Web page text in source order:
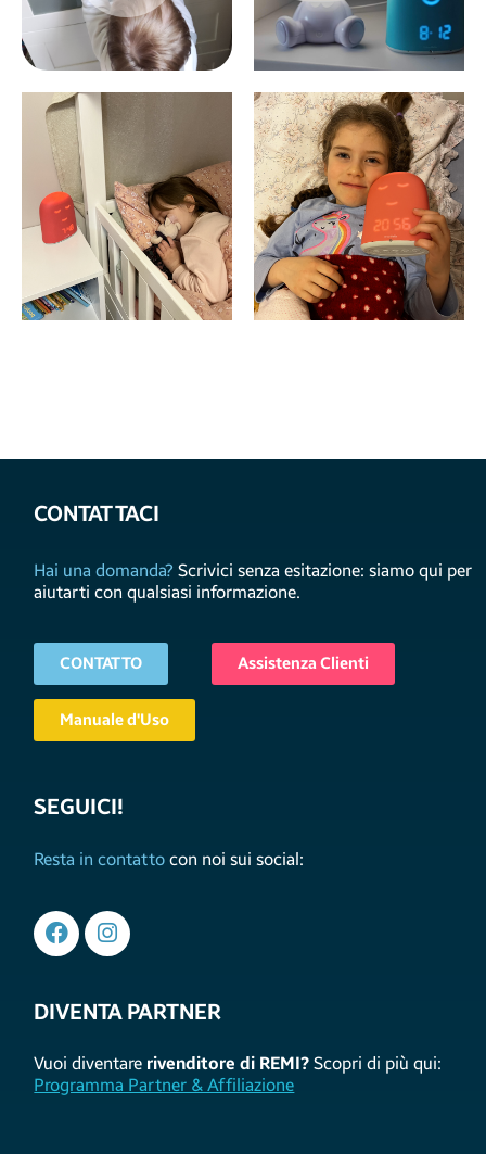
CONTATTACI
Hai una domanda? Scrivici senza esitazione: siamo qui per
aiutarti con qualsiasi informazione.
CONTATTO Assistenza Clienti
Manuale d'Uso
SEGUICI!
Resta in contatto con noi sui social:
DIVENTA PARTNER
Vuoi diventare rivenditore di REMI?Scopri di più qui:
Programma Partner & Affiliazione